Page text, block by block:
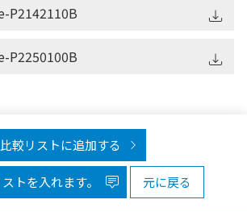
P2142110B
P2250100B
比較リストに追加する
トを入れます。 元に戻る